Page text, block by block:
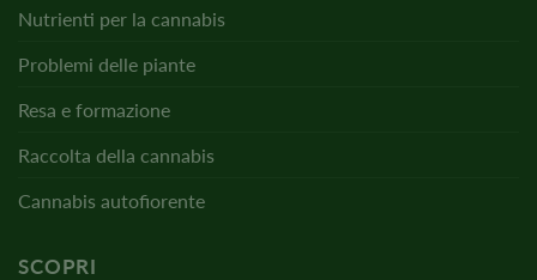
Nutrienti per la cannabis
Problemi delle piante
Resa e formazione
Raccolta della cannabis
Cannabis autofiorente
SCOPRI